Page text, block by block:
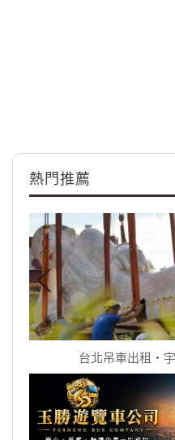
熱門推薦
台北吊車出租‧